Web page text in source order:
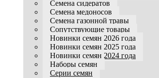
Семена сидератов
Семена медоносов
Семена газонной травы
Сопутствующие товары
Новинки семян 2026 года
Новинки семян 2025 года
Новинки семян 2024 года
Наборы семян
Серии семян